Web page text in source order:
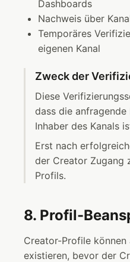
Dashboards
Nachweis über
Temporäres
eigenen Kanal
Zweck der
Diese
dass die
Inhaber des Kanals
Erst nach
der Creator Zugang
Profils.
8. Profil-
Creator-Profile
existieren, bevor der